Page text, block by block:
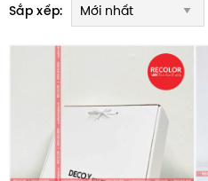
Sắp xếp: